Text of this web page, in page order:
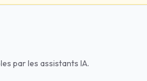
par les assistants IA.